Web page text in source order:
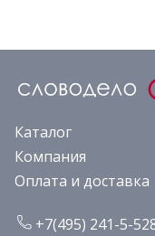
Каталог
Компания
Оплата и доставка
+7(495) 241-5-